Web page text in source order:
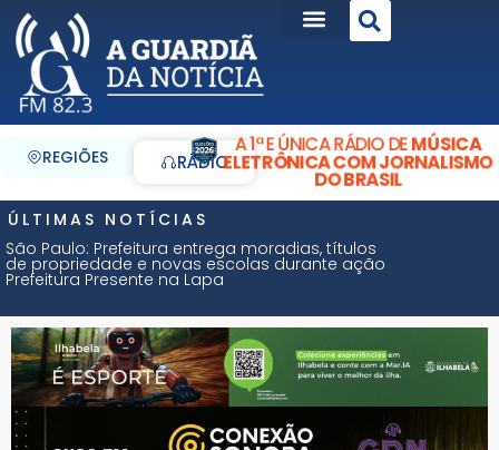
REGIÕES RÁDIO
A 1ª E ÚNICA RÁDIO DEMÚSICA
ELETRÔNICA COM JORNALISMO
DO BRASIL
ÚLTIMAS NOTÍCIAS
São Paulo: Prefeitura entrega moradias, títulos
de propriedade e novas escolas durante ação
Prefeitura Presente na Lapa